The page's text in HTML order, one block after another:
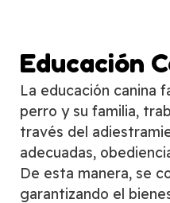
Educación
La educación canina
perro y su familia,
través del
adecuadas,
De esta manera, se
garantizando el